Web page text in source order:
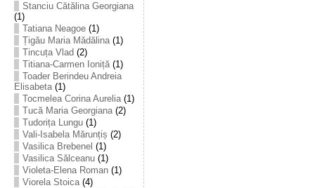
Stanciu Cătălina Georgiana
(1)
Tatiana Neagoe(1)
Țigău Maria Mădălina(1)
Tincuța Vlad (2)
Titiana-Carmen Ioniță(1)
Toader Berindeu Andreia
Elisabeta(1)
Tocmelea Corina Aurelia(1)
Tucă Maria Georgiana(2)
Tudorița Lungu(1)
Vali-Isabela Mărunțiș (2)
Vasilica Brebenel (1)
Vasilica Sălceanu(1)
Violeta-Elena Roman(1)
Viorela Stoica(4)